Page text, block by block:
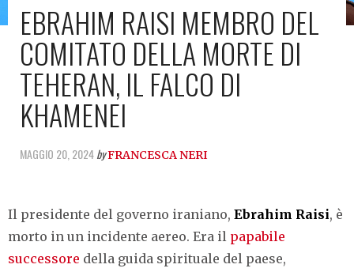
EBRAHIM RAISI MEMBRO DEL
COMITATO DELLA MORTE DI
TEHERAN, IL FALCO DI
KHAMENEI
MAGGIO 20, 2024byFRANCESCA NERI
Il presidente del governo iraniano, Ebrahim Raisi, è
morto in un incidente aereo. Era il papabile
successore della guida spirituale del paese,